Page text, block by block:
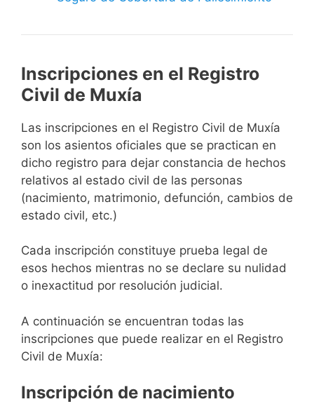
Inscripciones en el Registro
Civil de Muxía
Las inscripciones en el Registro Civil de Muxía
son los asientos oficiales que se practican en
dicho registro para dejar constancia de hechos
relativos al estado civil de las personas
(nacimiento, matrimonio, defunción, cambios de
estado civil, etc.)
Cada inscripción constituye prueba legal de
esos hechos mientras no se declare su nulidad
o inexactitud por resolución judicial.
A continuación se encuentran todas las
inscripciones que puede realizar en el Registro
Civil de Muxía:
Inscripción de nacimiento